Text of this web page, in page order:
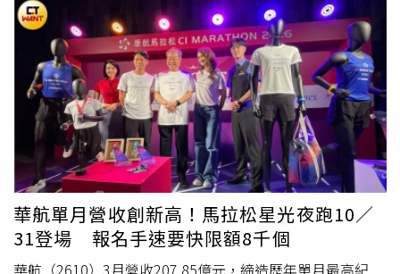
媽自己付錢，「超糗，到現在都忘不了。」陳昭瑋則分享，
平時最常帶媽媽泡溫泉、出國旅行，沒想到有次好意幫媽媽
升等豪華經濟艙，卻意外鬧出大烏龍。他透露當時媽媽從新
加坡返台，自己特地將經濟艙升等。陳昭瑋與媽媽合唱
〈霧〉。（圖／三立提供）原本以為媽媽能舒服享受飛機
餐，沒想到媽媽回國後竟抱怨：「那個升等不好，整趟四個
多小時沒吃到飯，餓死了！」原來空姐遞上菜單時，彩蓮姐
誤以為餐點要另外付費，連忙揮手說「不用不用」，最後整
趟飛機直接餓肚子，也讓陳昭瑋哭笑不得。彩蓮姐還忍不住
補充：「就是太少出國了啦，你們要多帶我出國。」談到最
感動的親子故事，陳昭瑋分享，高中時想補英文會話課，當
時家裡經濟狀況並不好，但媽媽仍想盡辦法支持他。他回
憶，當時與媽媽約好在補習班碰面，最後出現的卻是媽媽朋
華航單月營收創新高！馬拉松星光夜跑10／
31登場 報名手速要快限額8千個
華航（2610）3月營收207.85億元，締造歷年單月最高紀